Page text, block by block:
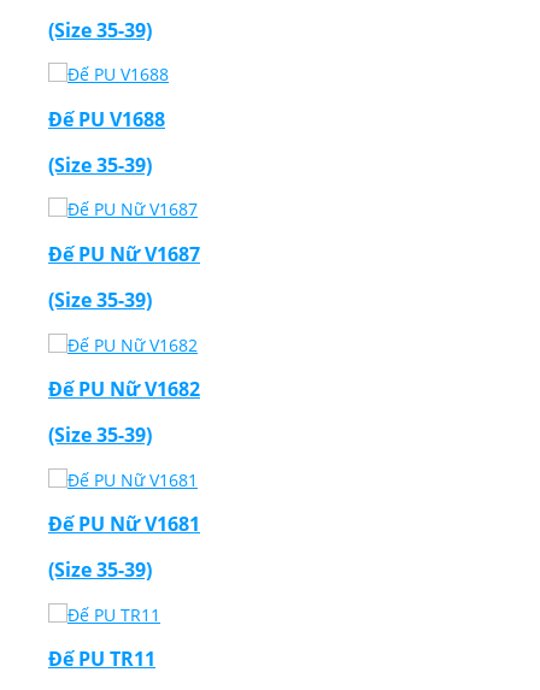
(Size 35-39)
Đế PU V1688
(Size 35-39)
Đế PU Nữ V1687
(Size 35-39)
Đế PU Nữ V1682
(Size 35-39)
Đế PU Nữ V1681
(Size 35-39)
Đế PU TR11